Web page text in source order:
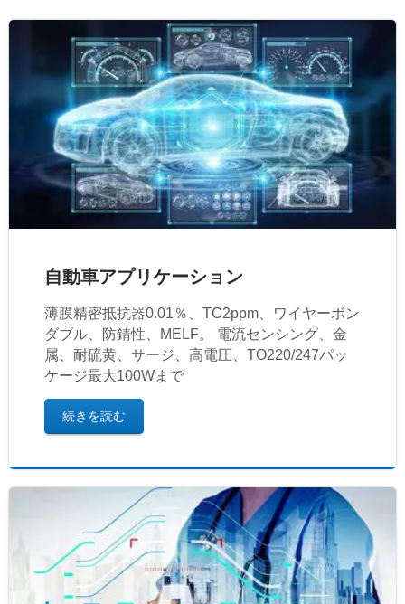
自動車アプリケーション
薄膜精密抵抗器0.01％、TC2ppm、ワイヤーボン
ダブル、防錆性、MELF。 電流センシング、金
属、耐硫黄、サージ、高電圧、TO220/247パッ
ケージ最大100Wまで
続きを読む